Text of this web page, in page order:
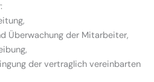
Überwachung der Mitarbeiter,
der vertraglich vereinbarten